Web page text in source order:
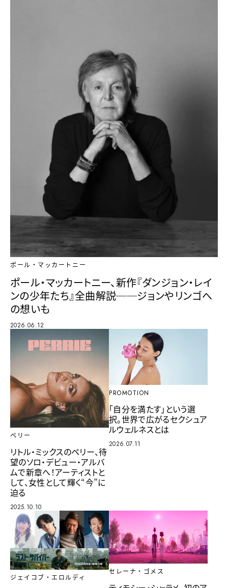
ポール・マッカートニー
ポール・マッカートニー、新作『ダンジョン・レイ
ンの少年たち』全曲解説──ジョンやリンゴへ
の想いも
2026.06.12
ペリー
リトル・ミックスのペリー、待
望のソロ・デビュー・アルバ
ムで新章へ！アーティストと
して、女性として輝く“今”に
迫る
2025.10.10
PROMOTION
「自分を満たす」という選
択。世界で広がるセクシュア
ルウェルネスとは
2026.07.11
ジェイコブ・エロルディ
セレーナ・ゴメス